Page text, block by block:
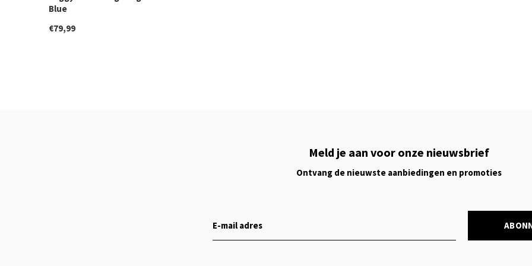
Blue
€79,99
Meld je aan voor onze nieuwsbrief
Ontvang de nieuwste aanbiedingen en promoties